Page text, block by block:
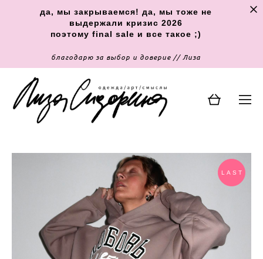
да, мы закрываемся! да, мы тоже не
выдержали кризис 2026
поэтому final sale и все такое ;)
благодарю за выбор и доверие // Лиза
LAST